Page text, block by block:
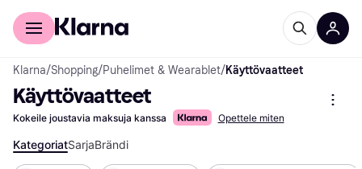
Kuluttajille
Klarna/Shopping/Puhelimet & Wearablet/Käyttövaatteet
Käyttövaatteet
Kokeile joustavia maksuja kanssa Opettele miten
KategoriatSarjaBrändi